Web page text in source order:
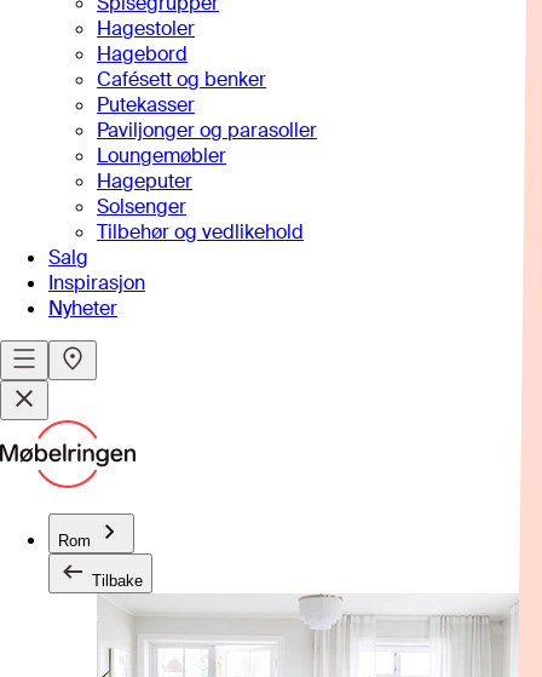
Hagestoler
Hagebord
Cafésett og benker
Putekasser
Paviljonger og parasoller
Loungemøbler
Hageputer
Solsenger
Tilbehør og vedlikehold
Salg
Inspirasjon
Nyheter
Rom
Tilbake